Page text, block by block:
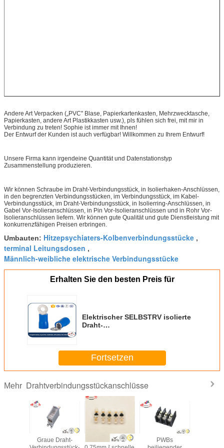
Andere Art Verpacken („PVC" Blase, Papierkartenkasten, Mehrzwecktasche,
Papierkasten, andere Art Plastikkasten usw.), pls fühlen sich frei, mit mir in
Verbindung zu treten! Sophie ist immer mit Ihnen!
Der Entwurf der Kunden ist auch verfügbar! Willkommen zu Ihrem Entwurf!
Unsere Firma kann irgendeine Quantität und Datenstationstyp
Zusammenstellung produzieren.
Wir können Schraube im Draht-Verbindungsstück, in Isolierhaken-Anschlüssen,
in den begrenzten Verbindungsstücken, im Verbindungsstück, im Kabel-
Verbindungsstück, im Draht-Verbindungsstück, in Isolierring-Anschlüssen, in
Gabel Vor-Isolieranschlüssen, in Pin Vor-Isolieranschlüssen und in Rohr Vor-
Isolieranschlüssen liefern. Wir können gute Qualität und gute Dienstleistung mit
konkurrenzfähigen Preisen erbringen.
Umbauten: Hitzepsychiaters-Kolbenverbindungsstücke ,
terminal Leitungsdosen ,
Männlich-weibliche elektrische Verbindungsstücke
Erhalten Sie den besten Preis für
Elektrischer SELBSTRV isolierte
Draht-
Fortsetzen
Mehr Drahtverbindungsstückanschlüsse
Graue Draht-
0.35mm ² -
PWBs